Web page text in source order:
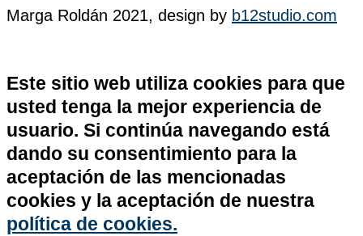
Marga Roldán 2021, design by b12studio.com
Este sitio web utiliza cookies para que
usted tenga la mejor experiencia de
usuario. Si continúa navegando está
dando su consentimiento para la
aceptación de las mencionadas
cookies y la aceptación de nuestra
política de cookies.